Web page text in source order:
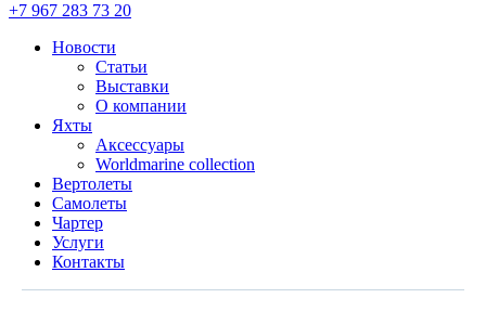
+7 967 283 73 20
Новости
Статьи
Выставки
О компании
Яхты
Аксессуары
Worldmarine collection
Вертолеты
Самолеты
Чартер
Услуги
Контакты